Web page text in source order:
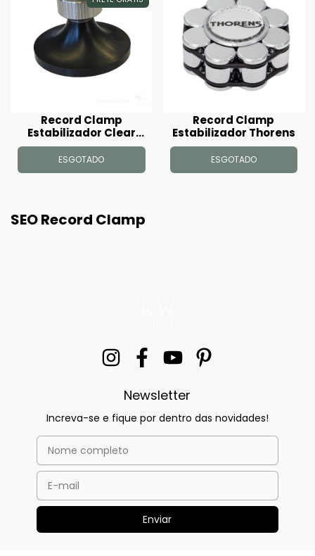
Record Clamp
Estabilizador Clear
Audio Twister
ESGOTADO
Record Clamp
Estabilizador Thorens
ESGOTADO
SEO Record Clamp
Newsletter
Increva-se e fique por dentro das novidades!